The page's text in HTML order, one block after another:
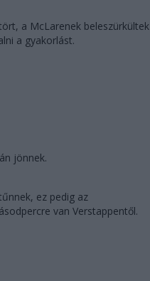
a McLarenek beleszürkültek
a gyakorlást.
jönnek.
ez pedig az
van Verstappentől.